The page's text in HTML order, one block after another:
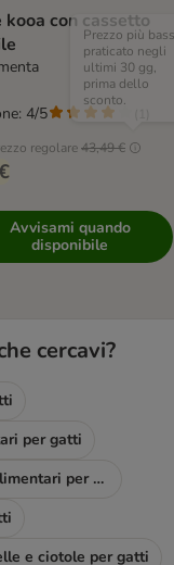
con cassetto
regolare43,49 €
Prezzo più
praticato negli
ultimi 30 gg,
prima dello
sconto.
4/5
Avvisami quando
disponibile
cercavi?
per gatti
Complementi alimentari per gatti
e ciotole per gatti